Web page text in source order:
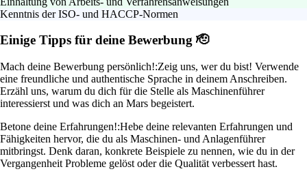
Kenntnis der ISO- und HACCP-Normen
Einige Tipps für deine Bewerbung 🫡
Mach deine Bewerbung persönlich!:Zeig uns, wer du bist! Verwende
eine freundliche und authentische Sprache in deinem Anschreiben.
Erzähl uns, warum du dich für die Stelle als Maschinenführer
interessierst und was dich an Mars begeistert.
Betone deine Erfahrungen!:Hebe deine relevanten Erfahrungen und
Fähigkeiten hervor, die du als Maschinen- und Anlagenführer
mitbringst. Denk daran, konkrete Beispiele zu nennen, wie du in der
Vergangenheit Probleme gelöst oder die Qualität verbessert hast.